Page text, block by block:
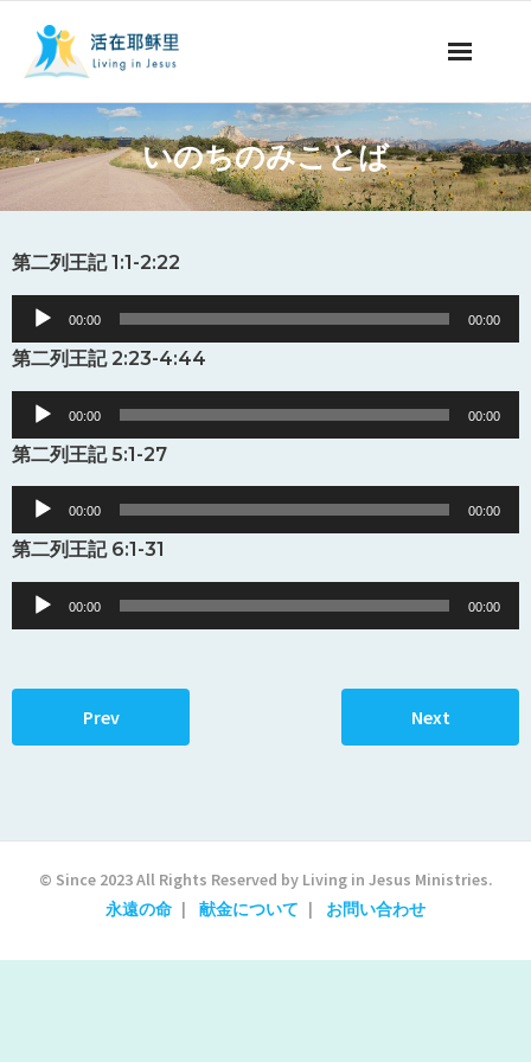
ミッションの紹介
聖書についての番組
聖書についての記事
献金について
他国の言語
いのちのみことば
第二列王記 1:1-2:22
Audio
Player
00:00 00:00
第二列王記 2:23-4:44
Audio
Player
00:00 00:00
第二列王記 5:1-27
Audio
Player
00:00 00:00
第二列王記 6:1-31
Audio
Player
00:00 00:00
Prev Next
© Since 2023 All Rights Reserved by Living in Jesus Ministries.
永遠の命
献金について お問い合わせ